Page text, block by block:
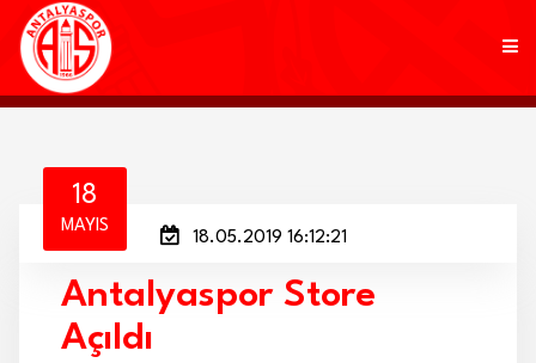
KULÜP
AKADEMİ
MARKALAR
18
MAYIS
18.05.2019 16:12:21
Antalyaspor Store
Açıldı